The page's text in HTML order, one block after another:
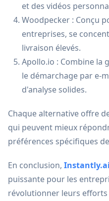
et des vidéos
Woodpecker : Conçu
entreprises, se
livraison élevés.
Apollo.io : Combine la
le démarchage par e-
d'analyse solides.
Chaque alternative offre
qui peuvent mieux
préférences spécifiques
En conclusion, Instantly.ai
puissante pour les
révolutionner leurs